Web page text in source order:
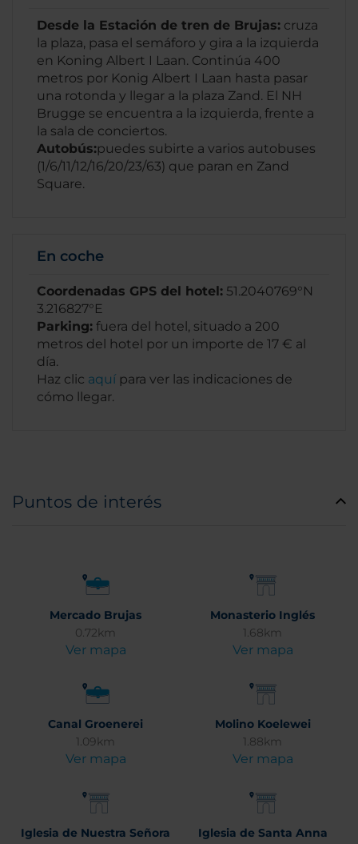
Desde la Estación de tren de Brujas: cruza
la plaza, pasa el semáforo y gira a la izquierda
en Koning Albert I Laan. Continúa 400
metros por Konig Albert I Laan hasta pasar
una rotonda y llegar a la plaza Zand. El NH
Brugge se encuentra a la izquierda, frente a
la sala de conciertos.
Autobús:puedes subirte a varios autobuses
(1/6/11/12/16/20/23/63) que paran en Zand
Square.
En coche
Coordenadas GPS del hotel: 51.2040769°N
3.216827°E
Parking: fuera del hotel, situado a 200
metros del hotel por un importe de 17 € al
día.
Haz clic aquí para ver las indicaciones de
cómo llegar.
Puntos de interés
Mercado Brujas
0.72km
Ver mapa
Monasterio Inglés
1.68km
Ver mapa
Canal Groenerei
1.09km
Ver mapa
Molino Koelewei
1.88km
Ver mapa
Iglesia de Nuestra Señora
Iglesia de Santa Anna